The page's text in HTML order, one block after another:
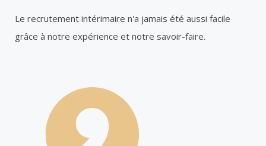
Le recrutement intérimaire n'a jamais été aussi facile
grâce à notre expérience et notre savoir-faire.